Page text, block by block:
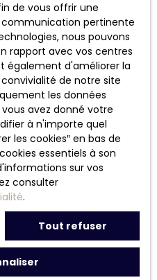
nous
de vous offrir une
pertinente
nous pouvons
rapport avec vos centres
également d'améliorer la
de notre site
les données
avez donné votre
à n'importe quel
les cookies″ en bas de
essentiels à son
sur vos
consulter
.
Tout refuser